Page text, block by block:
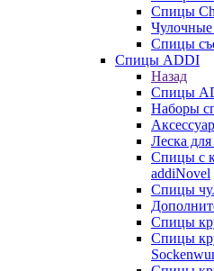
Спицы
Спицы
Спицы ADDI
Назад
Спицы
Наборы
Леска
Спицы с
addiNovel
Спицы
Спицы
Спицы